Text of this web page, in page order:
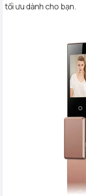
tối ưu dành cho bạn.